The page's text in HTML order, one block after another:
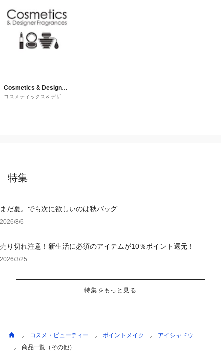
Cosmetics & Designer
Fragrances
コスメティックス＆デザイ
特集
まだ夏。でも次に欲しいのは秋バッグ
2026/8/6
売り切れ注意！新生活に必須のアイテムが10％ポイント還元！
2026/3/25
特集をもっと見る
コスメ・ビューティー ポイントメイク
アイシャドウ
商品一覧（その他）